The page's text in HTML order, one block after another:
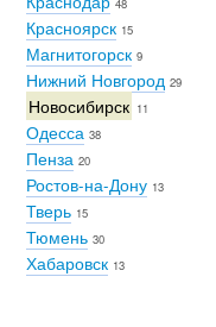
Красноярск 15
Магнитогорск 9
Нижний Новгород 29
Новосибирск 11
Одесса 38
Пенза 20
Ростов-на-Дону 13
Тверь 15
Тюмень 30
Хабаровск 13